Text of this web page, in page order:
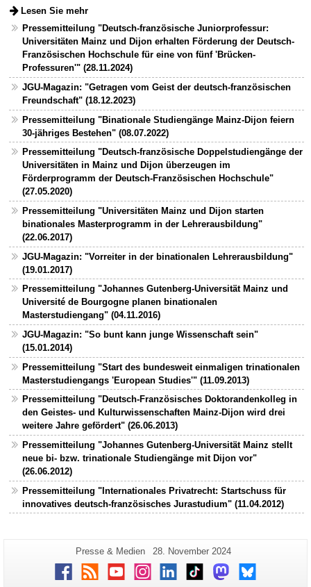
Lesen Sie mehr
Pressemitteilung "Deutsch-französische Juniorprofessur:
Universitäten Mainz und Dijon erhalten Förderung der Deutsch-
Französischen Hochschule für eine von fünf 'Brücken-
Professuren'" (28.11.2024)
JGU-Magazin: "Getragen vom Geist der deutsch-französischen
Freundschaft" (18.12.2023)
Pressemitteilung "Binationale Studiengänge Mainz-Dijon feiern
30-jähriges Bestehen" (08.07.2022)
Pressemitteilung "Deutsch-französische Doppelstudiengänge der
Universitäten in Mainz und Dijon überzeugen im
Förderprogramm der Deutsch-Französischen Hochschule"
(27.05.2020)
Pressemitteilung "Universitäten Mainz und Dijon starten
binationales Masterprogramm in der Lehrerausbildung"
(22.06.2017)
JGU-Magazin: "Vorreiter in der binationalen Lehrerausbildung"
(19.01.2017)
Pressemitteilung "Johannes Gutenberg-Universität Mainz und
Université de Bourgogne planen binationalen
Masterstudiengang" (04.11.2016)
JGU-Magazin: "So bunt kann junge Wissenschaft sein"
(15.01.2014)
Pressemitteilung "Start des bundesweit einmaligen trinationalen
Masterstudiengangs 'European Studies'" (11.09.2013)
Pressemitteilung "Deutsch-Französisches Doktorandenkolleg in
den Geistes- und Kulturwissenschaften Mainz-Dijon wird drei
weitere Jahre gefördert" (26.06.2013)
Pressemitteilung "Johannes Gutenberg-Universität Mainz stellt
neue bi- bzw. trinationale Studiengänge mit Dijon vor"
(26.06.2012)
Pressemitteilung "Internationales Privatrecht: Startschuss für
innovatives deutsch-französisches Jurastudium" (11.04.2012)
Zusätzliche
Informationen
zu
Seiten-
Name:
Presse & Medien
Letzte
Aktualisierung:
28. November 2024
Facebook
RSS YoutubeInstagram
LinkedInTikTokMastodonBluesky